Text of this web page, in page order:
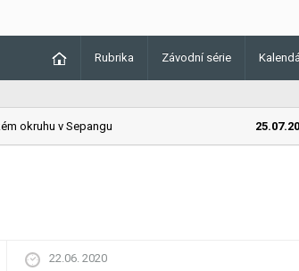
Rubrika Závodní série
v Sepangu 25.07.2026
22.06. 2020